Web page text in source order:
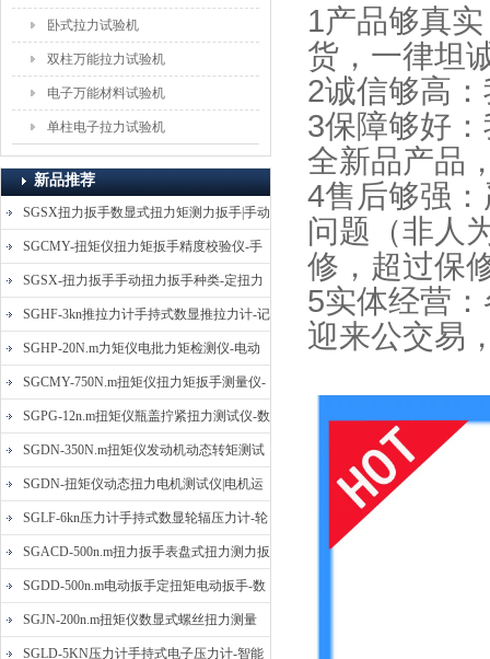
卧式拉力试验机
双柱万能拉力试验机
电子万能材料试验机
单柱电子拉力试验机
新品推荐
SGSX扭力扳手数显式扭力矩测力扳手|手动
定扭矩检测扳手
SGCMY-扭矩仪扭力矩扳手精度校验仪-手
动扳子扭矩校准仪
SGSX-扭力扳手手动扭力扳手种类-定扭力
矩检测扳手价格
SGHF-3kn推拉力计手持式数显推拉力计-记
忆数据拉压力测力计
SGHP-20N.m力矩仪电批力矩检测仪-电动
螺丝批扭力矩测试仪
SGCMY-750N.m扭矩仪扭力矩扳手测量仪-
校准扳手扭力精度测试仪
SGPG-12n.m扭矩仪瓶盖拧紧扭力测试仪-数
显式瓶盖扭力矩仪
SGDN-350N.m扭矩仪发动机动态转矩测试
仪-动态电机扭矩测量仪
SGDN-扭矩仪动态扭力电机测试仪|电机运
转摩擦力扭矩仪
SGLF-6kn压力计手持式数显轮辐压力计-轮
辐称重压力测力计
SGACD-500n.m扭力扳手表盘式扭力测力扳
手-表盘扭力矩检测扳手
SGDD-500n.m电动扳手定扭矩电动扳手-数
显式电动定扭力矩扳手
SGJN-200n.m扭矩仪数显式螺丝扭力测量
仪-螺栓扭力矩测试仪
SGLD-5KN压力计手持式电子压力计-智能
1产品够真
货，一律坦
2诚信够高
3保障够好
全新品产品
4售后够强
问题（非人
修，超过保
5实体经营
迎来公交易